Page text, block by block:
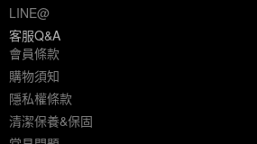
LINE@
客服Q&A
會員條款
購物須知
隱私權條款
清潔保養&保固